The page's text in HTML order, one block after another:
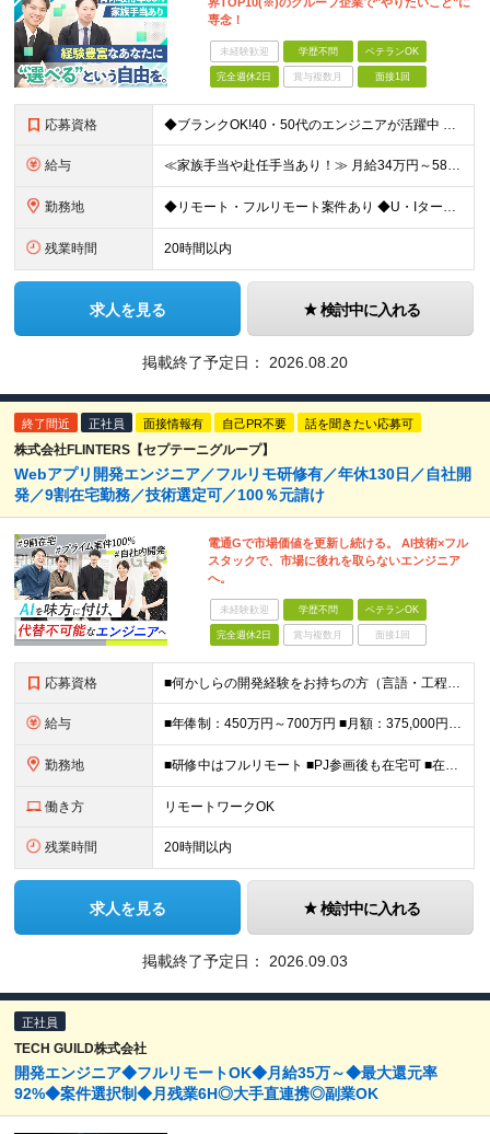
専念！
未経験歓迎 学歴不問 ベテランOK
完全週休2日 賞与複数月 面接1回
応募資格 ◆ブランクOK!40・50代のエンジニアが活躍中 ◆社会人経験10年以上の方も歓迎いたします！ ■学歴不問 ■何らかのIT系職種の実務経験をお持ちの方（経験年数不問） ※SE／PG・運用・保守・ヘル
給与 ≪家族手当や赴任手当あり！≫ 月給34万円～58万円＋賞与＋各種手当 ※前職の給与・経験・スキルなどを考慮のうえで決定します ※残業代は1分単位で全額支給します ※試用期間3ヶ月。その間の給与・待遇
勤務地 ◆リモート・フルリモート案件あり ◆U・Iターン歓迎 ◆配属先は希望を最大限考慮します！ ◆転勤・転居についてはご相談が可能です 各拠点、または関東・東海の各プロジェクト先での勤務となります。 ※会
残業時間 20時間以内
求人を見る 検討中に入れる
掲載終了予定日： 2026.08.20
終了間近 正社員 面接情報有 自己PR不要 話を聞きたい応募可
株式会社FLINTERS【セプテーニグループ】
Webアプリ開発エンジニア／フルリモ研修有／年休130日／自社開
発／9割在宅勤務／技術選定可／100％元請け
電通Gで市場価値を更新し続ける。 AI技術×フル
スタックで、市場に後れを取らないエンジニア
へ。
未経験歓迎 学歴不問 ベテランOK
完全週休2日 賞与複数月 面接1回
応募資格 ■何かしらの開発経験をお持ちの方（言語・工程不問） ■学歴不問 ＊幅広い技術に挑戦したい方を歓迎！ ＼＼こんな方にピッタリ／／ □モダンな開発環境にチャレンジしたい方 □最新技術や大規模な案件に携わ
給与 ■年俸制：450万円～700万円 ■月額：375,000円～583,333円 ※スキル・経験を考慮し決定 ※上記には固定残業代（45時間分／96,435円〜148,995円）を含む ※超過分は別途支
勤務地 ■研修中はフルリモート ■PJ参画後も在宅可 ■在宅勤務手当あり ＜本社＞ 東京都新宿区西新宿8-17-1 住友不動産新宿グランドタワー27階 ※転勤なし （変更の範囲）会社の定める事業所
働き方 リモートワークOK
残業時間 20時間以内
求人を見る 検討中に入れる
掲載終了予定日： 2026.09.03
正社員
TECH GUILD株式会社
開発エンジニア◆フルリモートOK◆月給35万～◆最大還元率
92%◆案件選択制◆月残業6H◎大手直連携◎副業OK